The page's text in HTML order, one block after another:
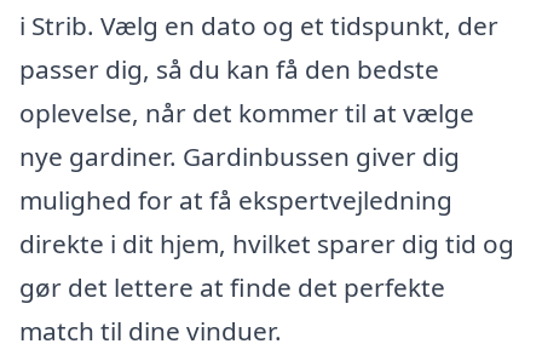
i Strib. Vælg en dato og et tidspunkt, der
passer dig, så du kan få den bedste
oplevelse, når det kommer til at vælge
nye gardiner. Gardinbussen giver dig
mulighed for at få ekspertvejledning
direkte i dit hjem, hvilket sparer dig tid og
gør det lettere at finde det perfekte
match til dine vinduer.